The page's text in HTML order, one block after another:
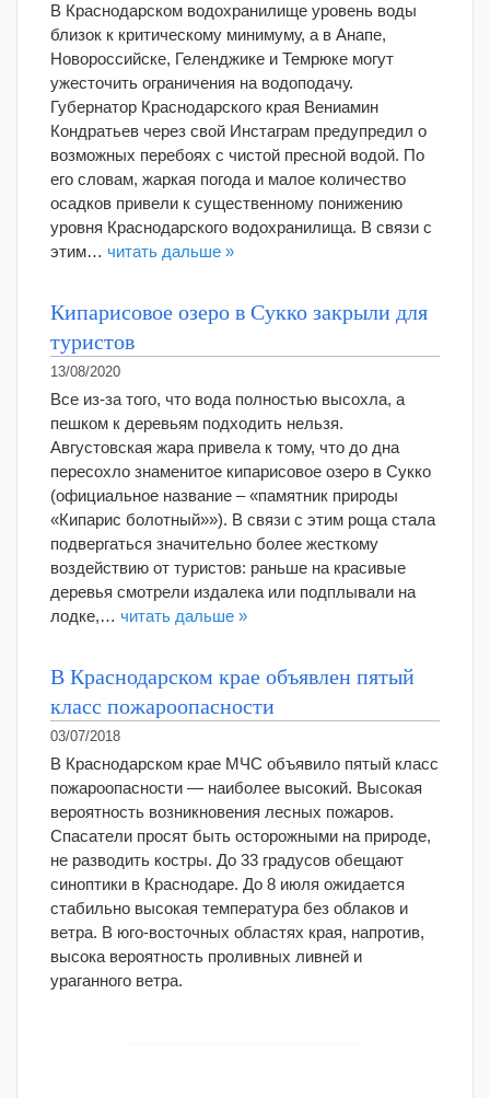
В Краснодарском водохранилище уровень воды
близок к критическому минимуму, а в Анапе,
Новороссийске, Геленджике и Темрюке могут
ужесточить ограничения на водоподачу.
Губернатор Краснодарского края Вениамин
Кондратьев через свой Инстаграм предупредил о
возможных перебоях с чистой пресной водой. По
его словам, жаркая погода и малое количество
осадков привели к существенному понижению
уровня Краснодарского водохранилища. В связи с
этим… читать дальше »
Кипарисовое озеро в Сукко закрыли для
туристов
13/08/2020
Все из-за того, что вода полностью высохла, а
пешком к деревьям подходить нельзя.
Августовская жара привела к тому, что до дна
пересохло знаменитое кипарисовое озеро в Сукко
(официальное название – «памятник природы
«Кипарис болотный»»). В связи с этим роща стала
подвергаться значительно более жесткому
воздействию от туристов: раньше на красивые
деревья смотрели издалека или подплывали на
лодке,… читать дальше »
В Краснодарском крае объявлен пятый
класс пожароопасности
03/07/2018
В Краснодарском крае МЧС объявило пятый класс
пожароопасности — наиболее высокий. Высокая
вероятность возникновения лесных пожаров.
Спасатели просят быть осторожными на природе,
не разводить костры. До 33 градусов обещают
синоптики в Краснодаре. До 8 июля ожидается
стабильно высокая температура без облаков и
ветра. В юго-восточных областях края, напротив,
высока вероятность проливных ливней и
ураганного ветра.